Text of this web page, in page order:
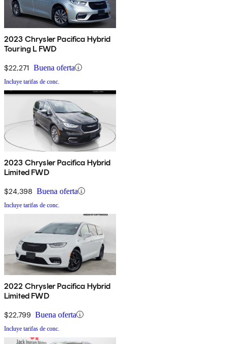
2023 Chrysler Pacifica Hybrid
Touring L FWD
$22,271 Buena oferta
Incluye tarifas de conc.
2023 Chrysler Pacifica Hybrid
Limited FWD
$24,398 Buena oferta
Incluye tarifas de conc.
2022 Chrysler Pacifica Hybrid
Limited FWD
$22,799 Buena oferta
Incluye tarifas de conc.